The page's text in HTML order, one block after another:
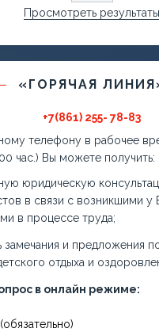
Просмотреть результаты
«ГОРЯЧАЯ
+7(861) 255- 78-83
телефону в рабочее
час.) Вы можете получить:
юридическую
в связи с возникшими у
в процессе труда;
замечания и предложения
отдыха и
в онлайн режиме: